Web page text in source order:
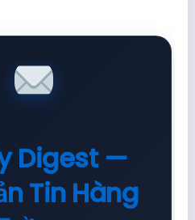
Digest —
Tin Hàng